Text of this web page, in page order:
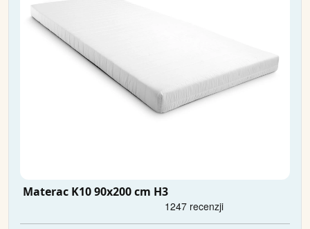
Materac K10 90x200 cm H3